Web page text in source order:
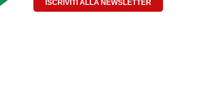
ISCRIVITI ALLA NEWSLETTER